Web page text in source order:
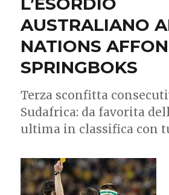
AUSTRALIANO
NATIONS
SPRINGBOKS
Terza sconfitta
Sudafrica: da favorita
ultima in classifica con